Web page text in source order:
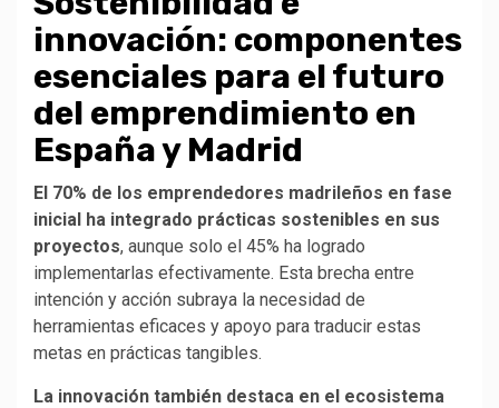
innovación: componentes
esenciales para el futuro
del emprendimiento en
Españay Madrid
El 70% de los emprendedores madrileños en fase
inicial ha integrado prácticas sostenibles en sus
proyectos, aunque solo el 45% ha logrado
implementarlas efectivamente. Esta brecha entre
intención y acción subraya la necesidad de
herramientas eficaces y apoyo para traducir estas
metas en prácticas tangibles.
La innovación también destaca en el ecosistema